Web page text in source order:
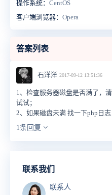
操作系统： CentOS
客户端浏览器： Opera
答案列表
石洋洋 2017-09-12 13:51:36
1、检查服务器磁盘是否满了，
试试；
2、如果磁盘未满 找一下php日
1条回复
联系我们
联系人